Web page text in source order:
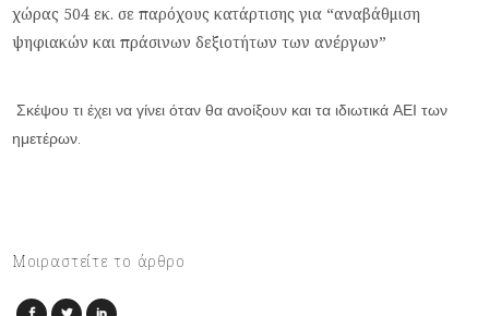
χώρας 504 εκ. σε παρόχους κατάρτισης για “αναβάθμιση
ψηφιακών και πράσινων δεξιοτήτων των ανέργων”
Σκέψου τι έχει να γίνει όταν θα ανοίξουν και τα ιδιωτικά ΑΕΙ των
ημετέρων.
Μοιραστείτε το άρθρο